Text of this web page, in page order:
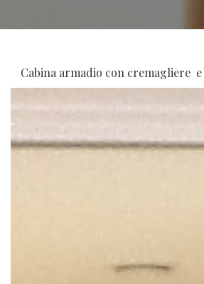
Cabina armadio con cremagliere